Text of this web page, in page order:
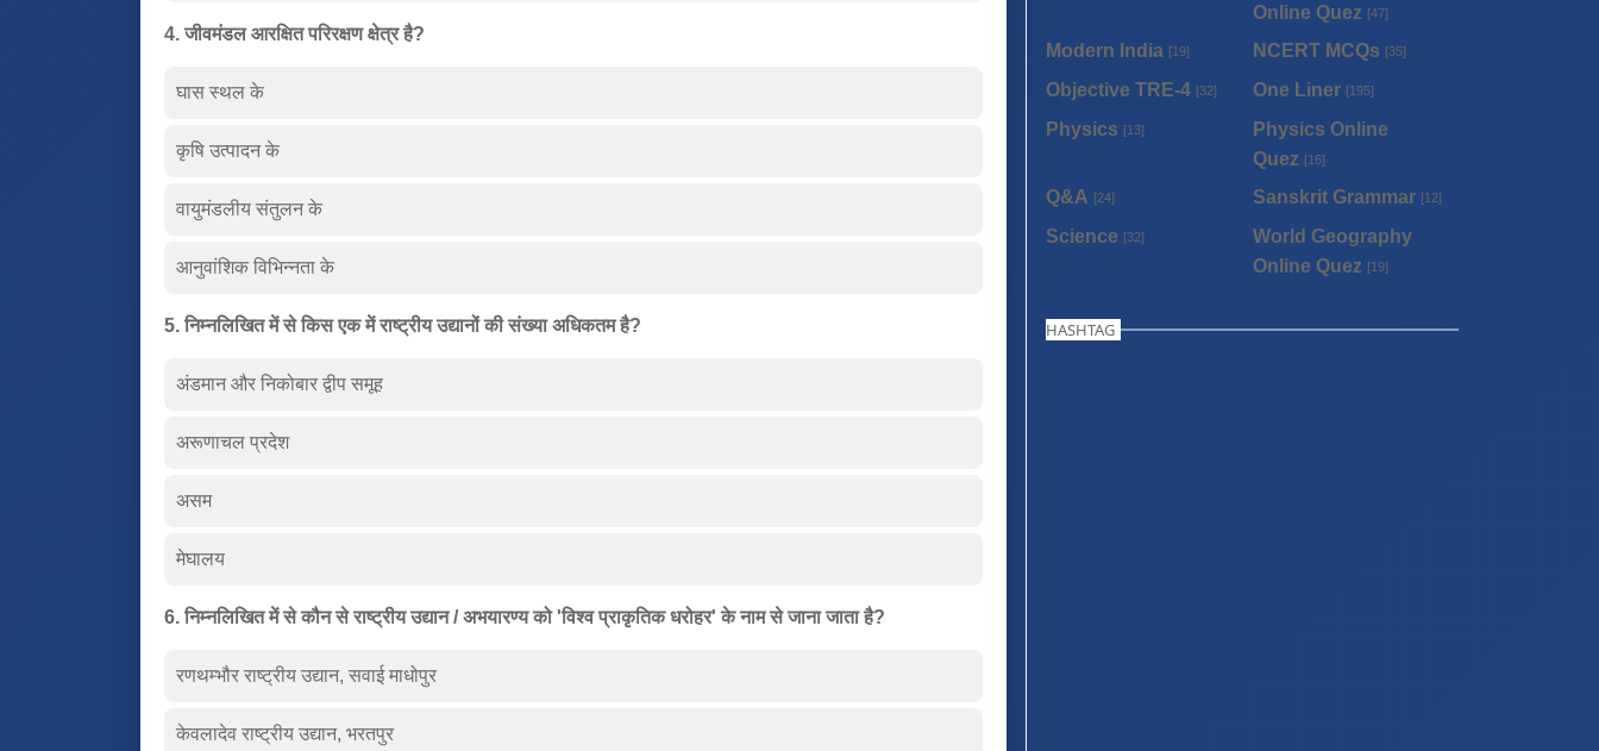
4. जीवमंडल आरक्षित परिरक्षण क्षेत्र है?
घास स्थल के
कृषि उत्पादन के
वायुमंडलीय संतुलन के
आनुवांशिक विभिन्नता के
5. निम्नलिखित में से किस एक में राष्ट्रीय उद्यानों की संख्या अधिकतम है?
अंडमान और निकोबार द्वीप समूह
अरूणाचल प्रदेश
असम
मेघालय
6. निम्नलिखित में से कौन से राष्ट्रीय उद्यान / अभयारण्य को 'विश्व प्राकृतिक धरोहर' के नाम से जाना जाता है?
रणथम्भौर राष्ट्रीय उद्यान, सवाई माधोपुर
केवलादेव राष्ट्रीय उद्यान, भरतपुर
Online Quez [47]
Modern India [19] NCERT MCQs [35]
Objective TRE-4 [32] One Liner [195]
Physics [13]
Physics Online
Quez [16]
Q&A [24] Sanskrit Grammar [12]
Science [32]
World Geography
Online Quez [19]
HASHTAG